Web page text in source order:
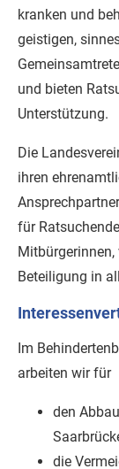
kranken und
geistigen,
und bieten
Unterstützung.
Die
ihren
für
Beteiligung in
Im
arbeiten wir für
den
die